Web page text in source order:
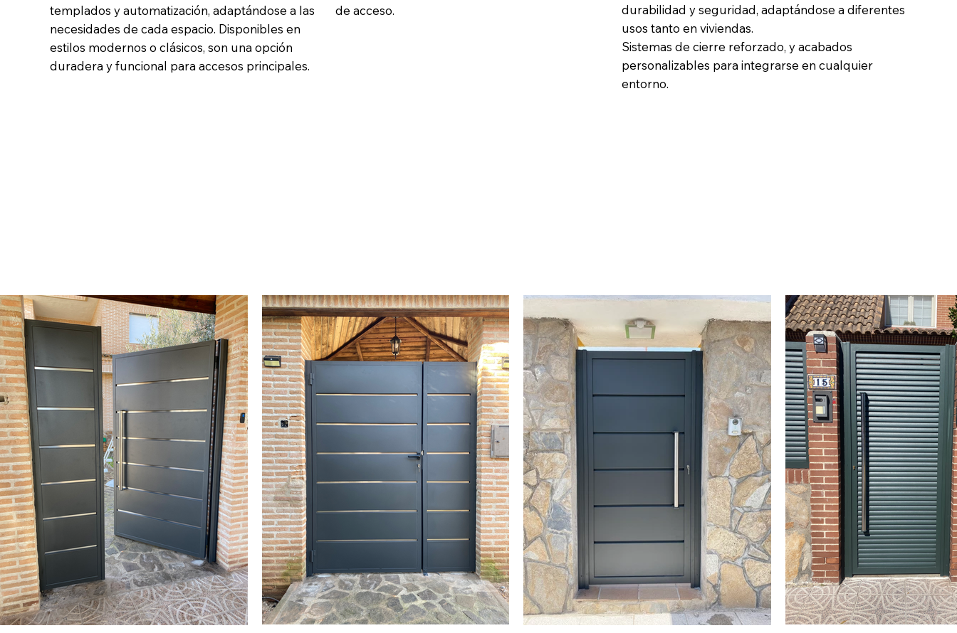
templados y automatización, adaptándose a las
necesidades de cada espacio. Disponibles en
estilos modernos o clásicos, son una opción
duradera y funcional para accesos principales.
de acceso.
durabilidad y seguridad, adaptándose a diferentes
usos tanto en viviendas.
Sistemas de cierre reforzado, y acabados
personalizables para integrarse en cualquier
entorno.